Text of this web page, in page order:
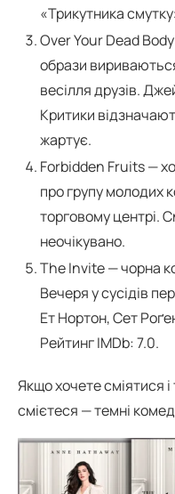
«Трикутника
Over Your Dead
образи
весілля друзів.
Критики
жартує.
Forbidden Fruits —
про групу молодих
торговому центрі.
неочікувано.
The Invite — чорна
Вечеря у сусідів
Ет Нортон, Сет
Рейтинг IMDb: 7.0.
Якщо хочете сміятися
смієтеся — темні